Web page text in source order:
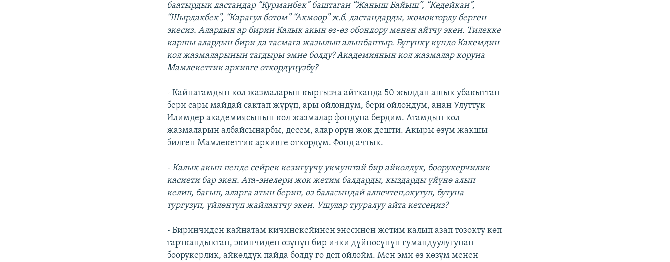
баатырдык дастандар “Курманбек” баштаган “Жаныш Байыш”, “Кедейкан”,
“Шырдакбек”, “Карагул ботом” “Акмөөр” ж.б. дастандарды, жомокторду берген
экеcиз. Алардын ар бирин Калык акын өз-өз обондору менен айтчу экен. Тилекке
каршы алардын бири да тасмага жазылып алынбаптыр. Бүгүнкү күндө Какемдин
кол жазмаларынын тагдыры эмне болду? Академиянын кол жазмалар коруна
Мамлекеттик архивге өткөрдүңүзбү?
- Кайнатамдын кол жазмаларын кыргызча айтканда 50 жылдан ашык убакыттан
бери сары майдай сактап жүрүп, ары ойлондум, бери ойлондум, анан Улуттук
Илимдер академиясынын кол жазмалар фондуна бердим. Атамдын кол
жазмаларын албайсынарбы, десем, алар орун жок дешти. Акыры өзүм жакшы
билген Мамлекеттик архивге өткөрдүм. Фонд ачтык.
- Калык акын пенде сейрек кезигүүчү укмуштай бир айкөлдүк, боорукерчилик
касиети бар экен. Ата-энелери жок жетим балдарды, кыздарды үйүнө алып
келип, багып, аларга атын берип, өз баласындай алпечтеп,окутуп, бутуна
тургузуп, үйлөнтүп жайлантчу экен. Ушулар тууралуу айта кетсеңиз?
- Биринчиден кайнатам кичинекейинен энесинен жетим калып азап тозокту көп
тарткандыктан, экинчиден өзүнүн бир ички дүйнөсүнүн гумандуулугунан
боорукерлик, айкөлдүк пайда болду го деп ойлойм. Мен эми өз көзүм менен